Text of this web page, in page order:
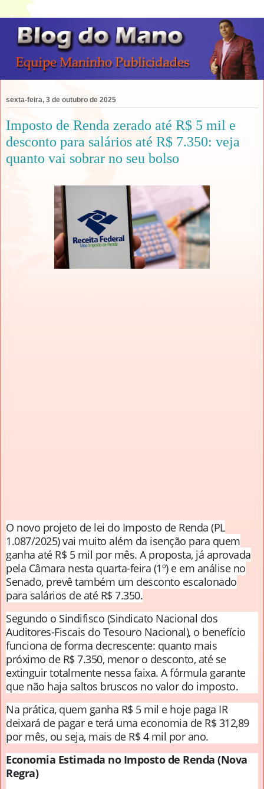
sexta-feira, 3 de outubro de 2025
Imposto de Renda zerado até R$ 5 mil e
desconto para salários até R$ 7.350: veja
quanto vai sobrar no seu bolso
O novo projeto de lei do Imposto de Renda (PL
1.087/2025) vai muito além da isenção para quem
ganha até R$ 5 mil por mês. A proposta, já aprovada
pela Câmara nesta quarta-feira (1º) e em análise no
Senado, prevê também um desconto escalonado
para salários de até R$ 7.350.
Segundo o Sindifisco (Sindicato Nacional dos
Auditores-Fiscais do Tesouro Nacional), o benefício
funciona de forma decrescente: quanto mais
próximo de R$ 7.350, menor o desconto, até se
extinguir totalmente nessa faixa. A fórmula garante
que não haja saltos bruscos no valor do imposto.
Na prática, quem ganha R$ 5 mil e hoje paga IR
deixará de pagar e terá uma economia de R$ 312,89
por mês, ou seja, mais de R$ 4 mil por ano.
Economia Estimada no Imposto de Renda (Nova
Regra)